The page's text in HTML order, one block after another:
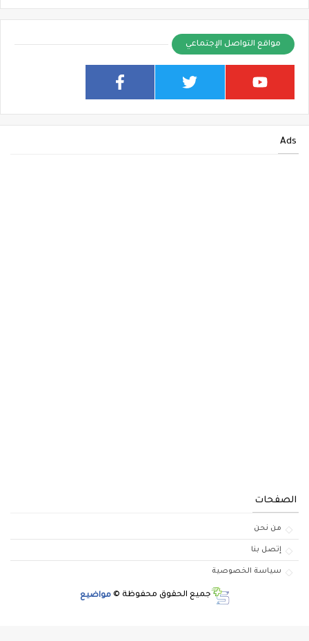
مواقع التواصل الإجتماعي
Ads
الصفحات
من نحن
إتصل بنا
سياسة الخصوصية
جميع الحقوق محفوظة © مواضيع